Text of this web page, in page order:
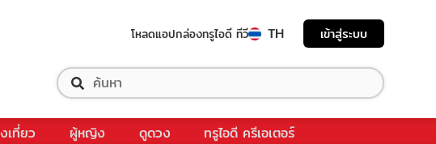
โหลดแอปกล่องทรูไอดี ทีวี TH เข้าสู่ระบบ
เที่ยว ผู้หญิง ดูดวง ทรูไอดี ครีเอเตอร์